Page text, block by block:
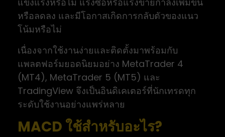
หรือลดลง และมีโอกาสเกิดการกลับตัวของแนว
โน้มหรือไม่
เนื่องจากใช้งานง่ายและติดตั้งมาพร้อมกับ
แพลตฟอร์มยอดนิยมอย่าง MetaTrader 4
(MT4), MetaTrader 5 (MT5) และ
TradingView จึงเป็นอินดิเคเตอร์ที่นักเทรดทุก
ระดับใช้งานอย่างแพร่หลาย
MACD ใช้สำหรับอะไร?